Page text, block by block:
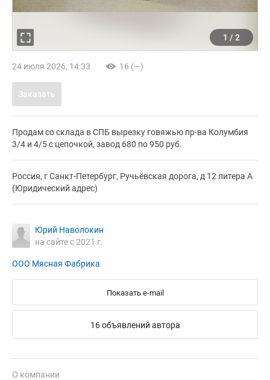
1 / 2
24 июля 2026, 14:33 16 (—)
Заказать
Продам со склада в СПБ вырезку говяжью пр-ва Колумбия
3/4 и 4/5 с цепочкой, завод 680 по 950 руб.
Россия, г Санкт-Петербург, Ручьёвская дорога, д 12 литера А
(Юридический адрес)
Юрий Наволокин
на сайте с 2021 г.
ООО Мясная Фабрика
Показать e-mail
16 объявлений автора
О компании